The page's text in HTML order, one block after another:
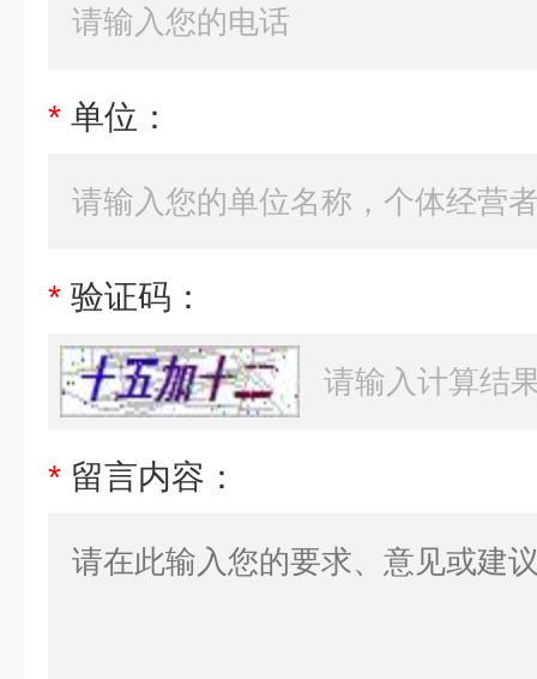
* 单位：
* 验证码：
* 留言内容：